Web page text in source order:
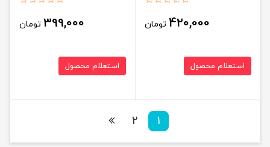
420,000 تومان
استعلام محصول
399,000 تومان
استعلام محصول
1
2